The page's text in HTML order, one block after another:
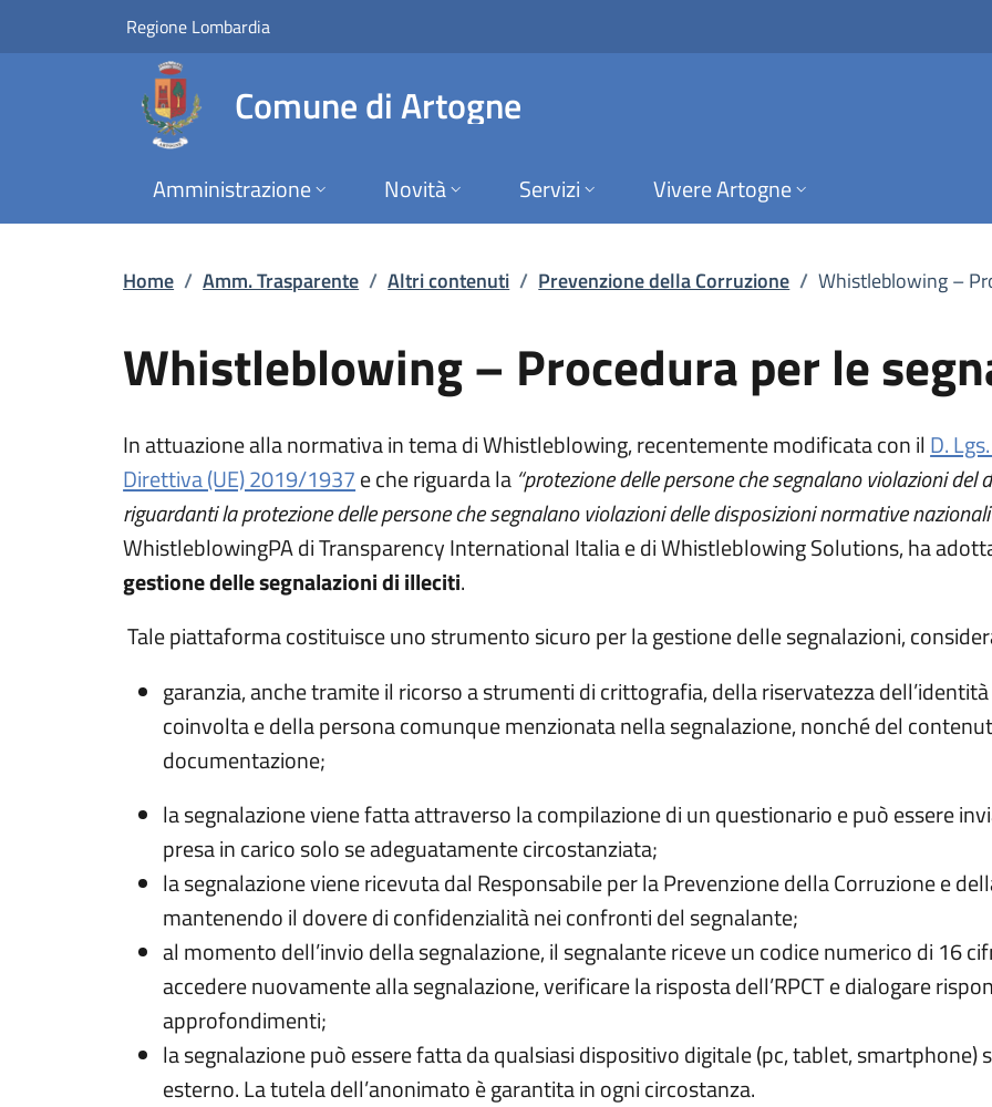
Vai al contenuto principale
Whistleblowing – Procedura per le
Regione Lombardia
Comune di Artogne
Amministrazione Novità Servizi Vivere Artogne
Home / Amm. Trasparente / Altri contenuti / Prevenzione della Corruzione / Whistleblowing –
Whistleblowing – Procedura per le
In attuazione alla normativa in tema di Whistleblowing, recentemente modificata con il D.
Direttiva (UE) 2019/1937(apre in un'altra scheda).
e che riguarda la “protezione delle persone che segnalano violazioni
riguardanti la protezione delle persone che segnalano violazioni delle disposizioni normative
WhistleblowingPA di Transparency International Italia e di Whistleblowing Solutions, ha
gestione delle segnalazioni di illeciti.
Tale piattaforma costituisce uno strumento sicuro per la gestione delle segnalazioni,
garanzia, anche tramite il ricorso a strumenti di crittografia, della riservatezza
coinvolta e della persona comunque menzionata nella segnalazione, nonché del
documentazione;
la segnalazione viene fatta attraverso la compilazione di un questionario e può essere
presa in carico solo se adeguatamente circostanziata;
la segnalazione viene ricevuta dal Responsabile per la Prevenzione della Corruzione e
mantenendo il dovere di confidenzialità nei confronti del segnalante;
al momento dell’invio della segnalazione, il segnalante riceve un codice numerico di 16
accedere nuovamente alla segnalazione, verificare la risposta dell’RPCT e dialogare
approfondimenti;
la segnalazione può essere fatta da qualsiasi dispositivo digitale (pc, tablet, smartphone)
esterno. La tutela dell’anonimato è garantita in ogni circostanza.